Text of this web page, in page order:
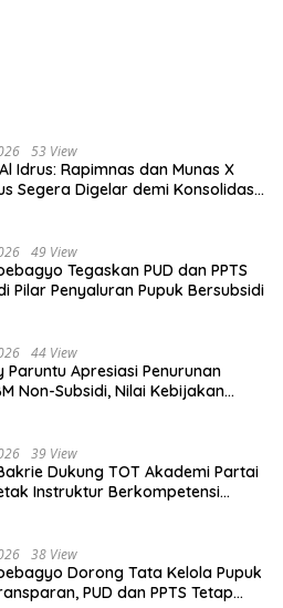
53 View
Idrus: Rapimnas dan Munas X
Segera Digelar demi Konsolidasi
49 View
Tegaskan PUD dan PPTS
Pilar Penyaluran Pupuk Bersubsidi
44 View
Paruntu Apresiasi Penurunan
Non-Subsidi, Nilai Kebijakan
39 View
Dukung TOT Akademi Partai
Instruktur Berkompetensi
38 View
Dorong Tata Kelola Pupuk
PUD dan PPTS Tetap